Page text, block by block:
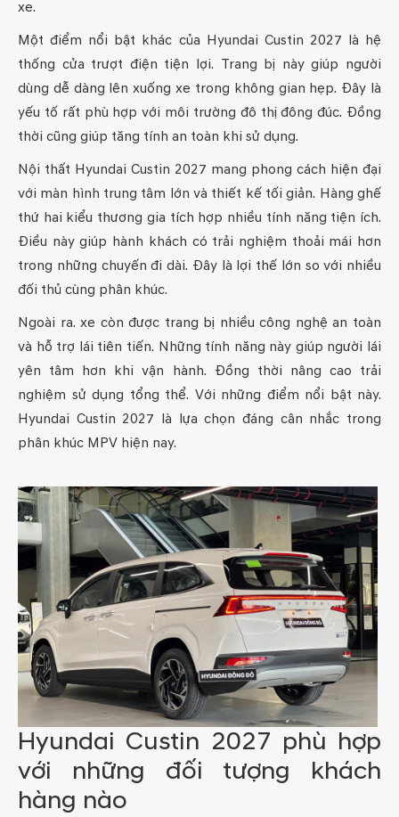
xe.
Một điểm nổi bật khác của Hyundai Custin 2027 là hệ
thống cửa trượt điện tiện lợi. Trang bị này giúp người
dùng dễ dàng lên xuống xe trong không gian hẹp. Đây là
yếu tố rất phù hợp với môi trường đô thị đông đúc. Đồng
thời cũng giúp tăng tính an toàn khi sử dụng.
Nội thất Hyundai Custin 2027 mang phong cách hiện đại
với màn hình trung tâm lớn và thiết kế tối giản. Hàng ghế
thứ hai kiểu thương gia tích hợp nhiều tính năng tiện ích.
Điều này giúp hành khách có trải nghiệm thoải mái hơn
trong những chuyến đi dài. Đây là lợi thế lớn so với nhiều
đối thủ cùng phân khúc.
Ngoài ra. xe còn được trang bị nhiều công nghệ an toàn
và hỗ trợ lái tiên tiến. Những tính năng này giúp người lái
yên tâm hơn khi vận hành. Đồng thời nâng cao trải
nghiệm sử dụng tổng thể. Với những điểm nổi bật này.
Hyundai Custin 2027 là lựa chọn đáng cân nhắc trong
phân khúc MPV hiện nay.
Hyundai Custin 2027 phù hợp
với những đối tượng khách
hàng nào